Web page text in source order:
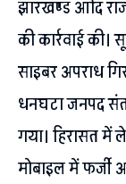
झारखण्ड आदि
की कार्रवाई
साइबर अपराध
धनघटा जनपद
गया। हिरासत में
मोबाइल में फर्जी